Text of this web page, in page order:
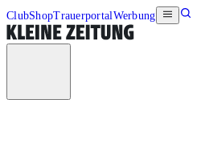
ClubShopTrauerportalWerbung